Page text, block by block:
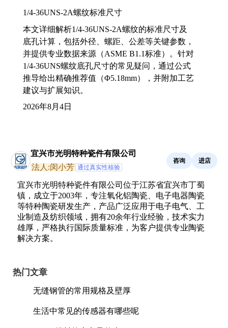
1/4-36UNS-2A螺纹标准尺寸
本文详细解析1/4-36UNS-2A螺纹的标准尺寸及
底孔计算，包括外径、螺距、公差等关键参数，
并提供专业数据来源（ASME B1.1标准）。针对
1/4-36UNS螺纹底孔尺寸的常见疑问，通过公式
推导给出精确推荐值（Φ5.18mm），并附加工艺
建议与扩展知识。
2026年8月4日
宜兴市光明特种瓷件有限公司
法人:闵小芳 通过真实性核验
咨询 进店
宜兴市光明特种瓷件有限公司位于江苏省宜兴市丁蜀
镇，成立于2003年，专注氧化铝陶瓷、电子电器陶瓷
等特种陶瓷研发生产，产品广泛应用于电子电气、工
业制造及纺织领域，拥有20余年行业经验，技术实力
雄厚，严格执行国际质量标准，为客户提供专业陶瓷
解决方案。
热门文章
无缝钢管的常用规格及壁厚
生活中常见的传感器有哪些呢